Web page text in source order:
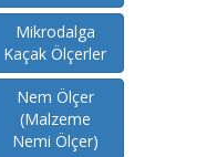
Mikrodalga
Kaçak Ölçerler
Nem Ölçer
(Malzeme
Nemi Ölçer)